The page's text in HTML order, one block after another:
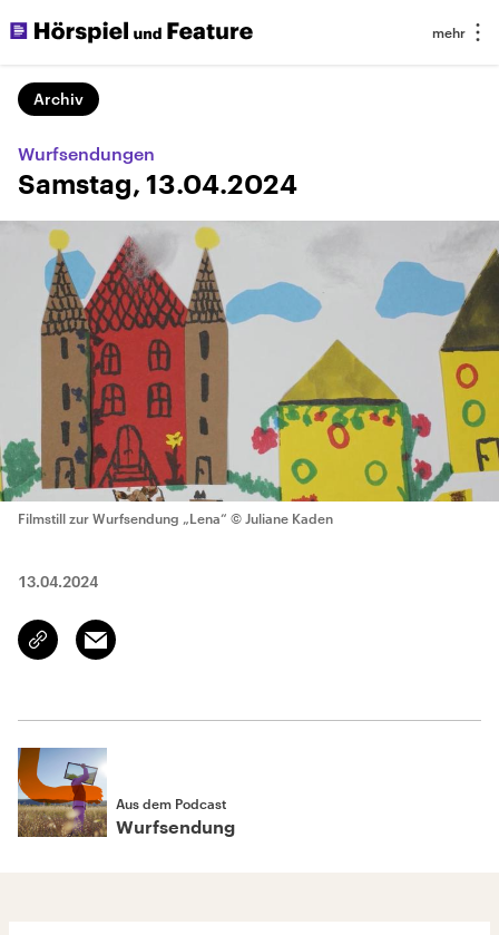
Archiv
Wurfsendungen
Samstag, 13.04.2024
Filmstill zur Wurfsendung „Lena“ © Juliane Kaden
13.04.2024
Link
kopieren/teilen
Email
Aus dem Podcast
Wurfsendung